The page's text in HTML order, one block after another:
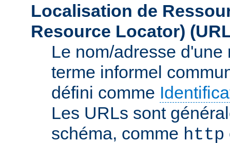
Localisation de
Resource Locator)
Le nom/adresse
terme informel
défini comme
Les URLs sont
schéma, comme http